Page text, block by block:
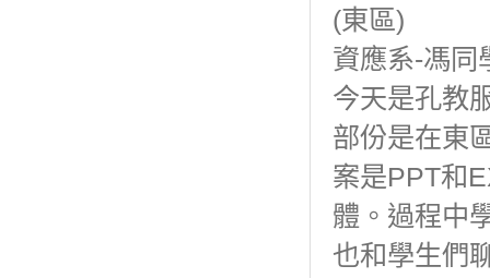
(東區)
資應系-馮同
今天是孔教
部份是在東
案是PPT和
體。過程中
也和學生們